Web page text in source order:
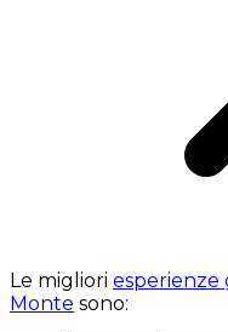
Le migliori esperienze
Monte sono: